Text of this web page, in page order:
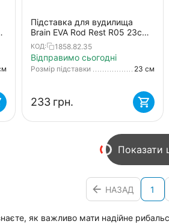
Підставка для вудилища
Brain EVA Rod Rest R05 23см
— компактна, EVA-захист,
універсальне кріплення
КОД: 1858.82.35
Відправимо сьогодні
Розмір підставки 23 см
‍233‍ грн.
Показати
НАЗАД 1
як важливо мати надійне